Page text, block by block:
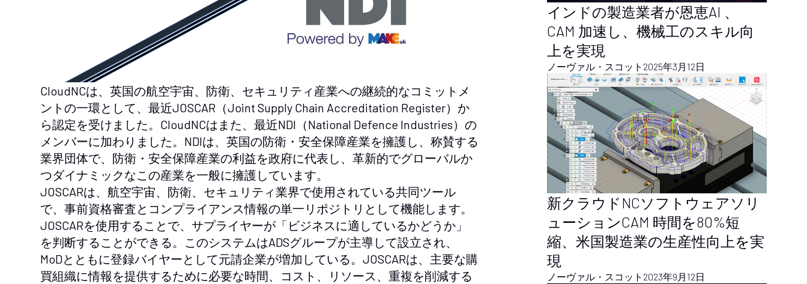
CloudNCは、英国の航空宇宙、防衛、セキュリティ産業への継続的なコミットメ
ントの一環として、最近JOSCAR（Joint Supply Chain Accreditation Register）か
ら認定を受けました。CloudNCはまた、最近NDI（National Defence Industries）の
メンバーに加わりました。NDIは、英国の防衛・安全保障産業を擁護し、称賛する
業界団体で、防衛・安全保障産業の利益を政府に代表し、革新的でグローバルか
つダイナミックなこの産業を一般に擁護しています。
JOSCARは、航空宇宙、防衛、セキュリティ業界で使用されている共同ツール
で、事前資格審査とコンプライアンス情報の単一リポジトリとして機能します。
JOSCARを使用することで、サプライヤーが「ビジネスに適しているかどうか」
を判断することができる。このシステムはADSグループが主導して設立され、
MoDとともに登録バイヤーとして元請企業が増加している。JOSCARは、主要な購
買組織に情報を提供するために必要な時間、コスト、リソース、重複を削減する
インドの製造業者が恩恵AI 、
CAM 加速し、機械工のスキル向
上を実現
ノーヴァル・スコット 2025年3月12日
新クラウドNCソフトウェアソリ
ューションCAM 時間を80%短
縮、米国製造業の生産性向上を実
現
ノーヴァル・スコット 2023年9月12日